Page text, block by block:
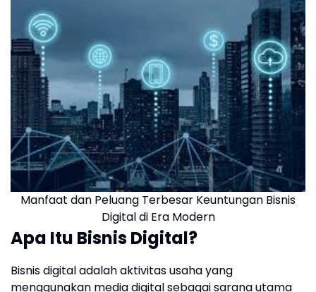
Manfaat dan Peluang Terbesar Keuntungan Bisnis
Digital di Era Modern
Apa Itu Bisnis Digital?
Bisnis digital adalah aktivitas usaha yang
menggunakan media digital sebagai sarana utama